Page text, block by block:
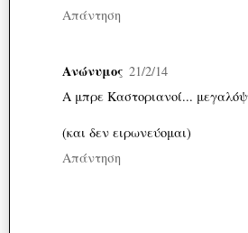
Απάντηση
Ανώνυμος 21/2/14
Α μπρε Καστοριανοί...
(και δεν ειρωνεύομαι)
Απάντηση